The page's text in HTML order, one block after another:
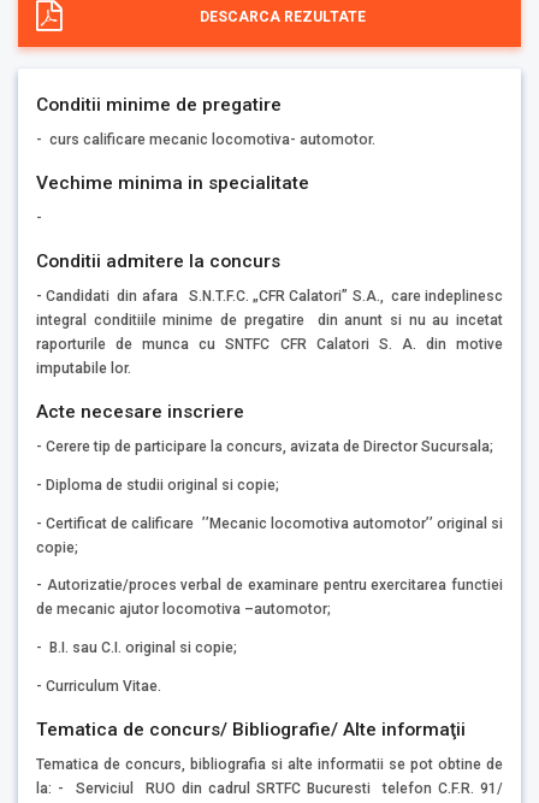
DESCARCA REZULTATE
Conditii minime de pregatire
- curs calificare mecanic locomotiva- automotor.
Vechime minima in specialitate
-
Conditii admitere la concurs
- Candidati din afara S.N.T.F.C. „CFR Calatori” S.A., care indeplinesc
integral conditiile minime de pregatire din anunt si nu au incetat
raporturile de munca cu SNTFC CFR Calatori S. A. din motive
imputabile lor.
Acte necesare inscriere
- Cerere tip de participare la concurs, avizata de Director Sucursala;
- Diploma de studii original si copie;
- Certificat de calificare ’’Mecanic locomotiva automotor’’ original si
copie;
- Autorizatie/proces verbal de examinare pentru exercitarea functiei
de mecanic ajutor locomotiva –automotor;
- B.I. sau C.I. original si copie;
- Curriculum Vitae.
Tematica de concurs/ Bibliografie/ Alte informaţii
Tematica de concurs, bibliografia si alte informatii se pot obtine de
la: - Serviciul RUO din cadrul SRTFC Bucuresti telefon C.F.R. 91/